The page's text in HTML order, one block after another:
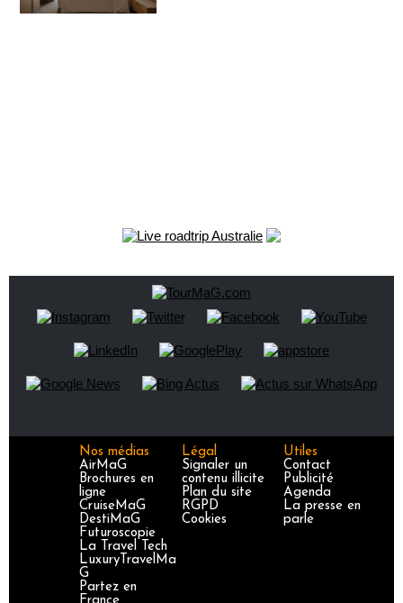
Nos médias
AirMaG
Brochures en
ligne
CruiseMaG
DestiMaG
Futuroscopie
La Travel Tech
LuxuryTravelMa
G
Partez en
Légal
Signaler un
contenu illicite
Plan du site
RGPD
Cookies
Utiles
Contact
Publicité
Agenda
La presse en
parle